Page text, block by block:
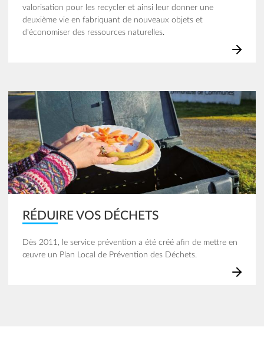
valorisation pour les recycler et ainsi leur donner une
deuxième vie en fabriquant de nouveaux objets et
d'économiser des ressources naturelles.
Image
RÉDUIRE VOS DÉCHETS
Dès 2011, le service prévention a été créé afin de mettre en
œuvre un Plan Local de Prévention des Déchets.